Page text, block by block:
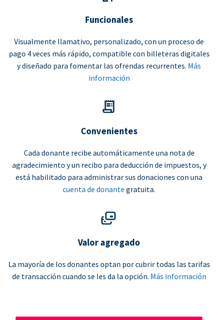
Funcionales
Visualmente llamativo, personalizado, con un proceso de
pago 4 veces más rápido, compatible con billeteras digitales
y diseñado para fomentar las ofrendas recurrentes. Más
información
Convenientes
Cada donante recibe automáticamente una nota de
agradecimiento y un recibo para deducción de impuestos, y
está habilitado para administrar sus donaciones con una
cuenta de donante gratuita.
Valor agregado
La mayoría de los donantes optan por cubrir todas las tarifas
de transacción cuando se les da la opción. Más información